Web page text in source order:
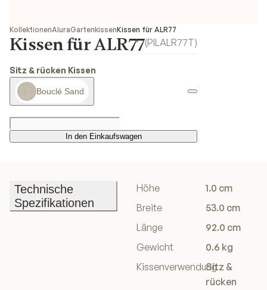
KollektionenAluraGartenkissenKissen für ALR77
Kissen für ALR77(PILALR77T)
Sitz & rücken Kissen
Bouclé Sand
In den Einkaufswagen
In den Einkaufswagen
Technische
Spezifikationen
Höhe
1.0 cm
Breite
53.0 cm
Länge
92.0 cm
Gewicht
0.6 kg
KissenverwendungSitz &
rücken